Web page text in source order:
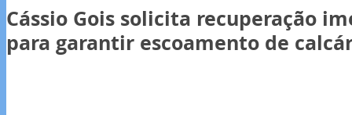
Cássio Gois solicita recuperação
para garantir escoamento de